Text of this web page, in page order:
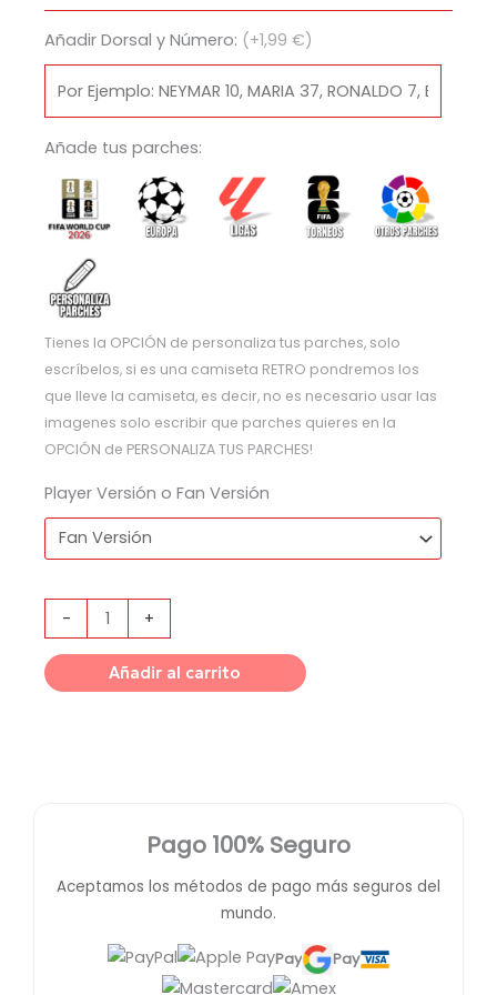
Añadir Dorsal y Número: (+1,99 €)
Añade tus parches:
Tienes la OPCIÓN de personaliza tus parches, solo
escríbelos, si es una camiseta RETRO pondremos los
que lleve la camiseta, es decir, no es necesario usar las
imagenes solo escribir que parches quieres en la
OPCIÓN de PERSONALIZA TUS PARCHES!
Player Versión o Fan Versión
-
2012/13
cantidad
+
Añadir al carrito
Pago 100% Seguro
Aceptamos los métodos de pago más seguros del
mundo.
Pay Pay